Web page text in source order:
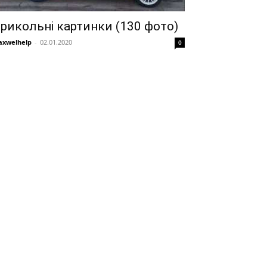
картинки (130 фото)
- 02.01.2020 0